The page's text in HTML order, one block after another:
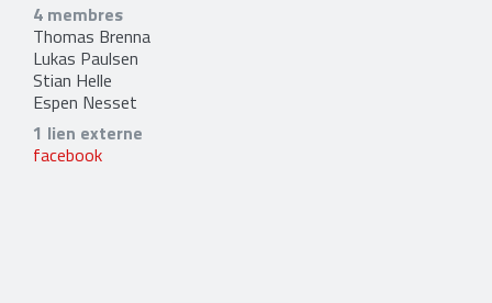
4 membres
Thomas Brenna
Lukas Paulsen
Stian Helle
Espen Nesset
1 lien externe
facebook